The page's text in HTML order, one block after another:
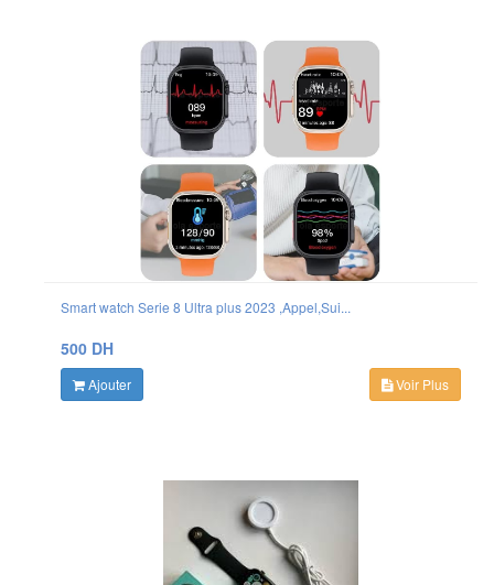
Smart watch Serie 8 Ultra plus 2023 ,Appel,Sui...
500 DH
Ajouter Voir Plus